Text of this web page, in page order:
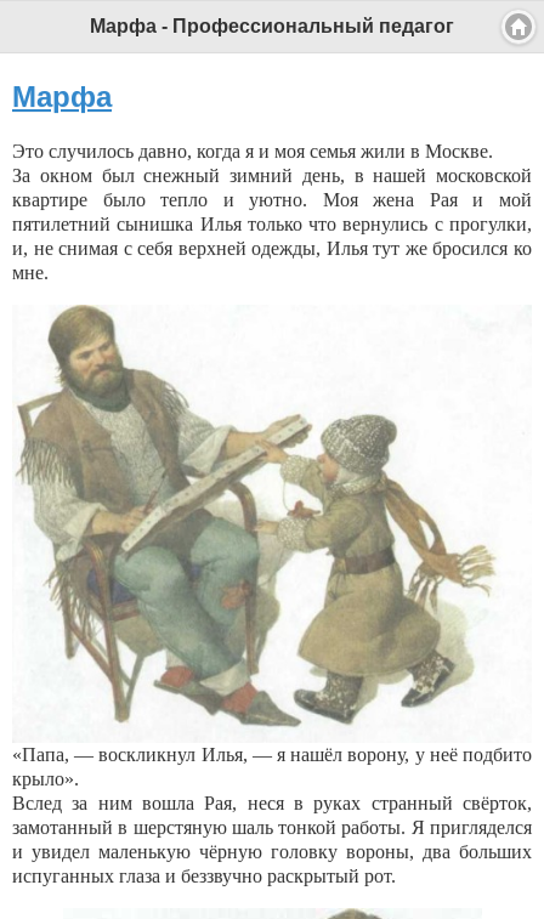
Марфа - Профессиональный педагог
Марфа
Это случилось давно, когда я и моя семья жили в Москве.
За окном был снежный зимний день, в нашей московской
квартире было тепло и уютно. Моя жена Рая и мой
пятилетний сынишка Илья только что вернулись с прогулки,
и, не снимая с себя верхней одежды, Илья тут же бросился ко
мне.
«Папа, — воскликнул Илья, — я нашёл ворону, у неё подбито
крыло».
Вслед за ним вошла Рая, неся в руках странный свёрток,
замотанный в шерстяную шаль тонкой работы. Я пригляделся
и увидел маленькую чёрную головку вороны, два больших
испуганных глаза и беззвучно раскрытый рот.